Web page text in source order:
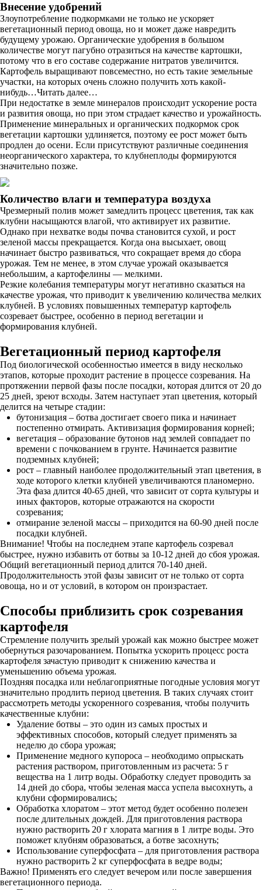
Внесение удобрений
Злоупотребление подкормками не только не ускоряет
вегетационный период овоща, но и может даже навредить
будущему урожаю. Органические удобрения в большом
количестве могут пагубно отразиться на качестве картошки,
потому что в его составе содержание нитратов увеличится.
Картофель выращивают повсеместно, но есть такие земельные
участки, на которых очень сложно получить хоть какой-
нибудь…Читать далее…
При недостатке в земле минералов происходит ускорение роста
и развития овоща, но при этом страдает качество и урожайность.
Применение минеральных и органических подкормок срок
вегетации картошки удлиняется, поэтому ее рост может быть
продлен до осени. Если присутствуют различные соединения
неорганического характера, то клубнеплоды формируются
значительно позже.
Количество влаги и температура воздуха
Чрезмерный полив может замедлить процесс цветения, так как
клубни насыщаются влагой, что активирует их развитие.
Однако при нехватке воды почва становится сухой, и рост
зеленой массы прекращается. Когда она высыхает, овощ
начинает быстро развиваться, что сокращает время до сбора
урожая. Тем не менее, в этом случае урожай оказывается
небольшим, а картофелины — мелкими.
Резкие колебания температуры могут негативно сказаться на
качестве урожая, что приводит к увеличению количества мелких
клубней. В условиях повышенных температур картофель
созревает быстрее, особенно в период вегетации и
формирования клубней.
Вегетационный период картофеля
Под биологической особенностью имеется в виду несколько
этапов, которые проходит растение в процессе созревания. На
протяжении первой фазы после посадки, которая длится от 20 до
25 дней, зреют всходы. Затем наступает этап цветения, который
делится на четыре стадии:
бутонизация – ботва достигает своего пика и начинает
постепенно отмирать. Активизация формирования корней;
вегетация – образование бутонов над землей совпадает по
времени с почкованием в грунте. Начинается развитие
подземных клубней;
рост – главный наиболее продолжительный этап цветения, в
ходе которого клетки клубней увеличиваются планомерно.
Эта фаза длится 40-65 дней, что зависит от сорта культуры и
иных факторов, которые отражаются на скорости
созревания;
отмирание зеленой массы – приходится на 60-90 дней после
посадки клубней.
Внимание! Чтобы на последнем этапе картофель созревал
быстрее, нужно избавить от ботвы за 10-12 дней до сбоя урожая.
Общий вегетационный период длится 70-140 дней.
Продолжительность этой фазы зависит от не только от сорта
овоща, но и от условий, в котором он произрастает.
Способы приблизить срок созревания
картофеля
Стремление получить зрелый урожай как можно быстрее может
обернуться разочарованием. Попытка ускорить процесс роста
картофеля зачастую приводит к снижению качества и
уменьшению объема урожая.
Поздняя посадка или неблагоприятные погодные условия могут
значительно продлить период цветения. В таких случаях стоит
рассмотреть методы ускоренного созревания, чтобы получить
качественные клубни:
Удаление ботвы – это один из самых простых и
эффективных способов, который следует применять за
неделю до сбора урожая;
Применение медного купороса – необходимо опрыскать
растения раствором, приготовленным из расчета: 5 г
вещества на 1 литр воды. Обработку следует проводить за
14 дней до сбора, чтобы зеленая масса успела высохнуть, а
клубни сформировались;
Обработка хлоратом – этот метод будет особенно полезен
после длительных дождей. Для приготовления раствора
нужно растворить 20 г хлората магния в 1 литре воды. Это
поможет клубням образоваться, а ботве засохнуть;
Использование суперфосфата – для приготовления раствора
нужно растворить 2 кг суперфосфата в ведре воды;
Важно! Применять его следует вечером или после завершения
вегетационного периода.